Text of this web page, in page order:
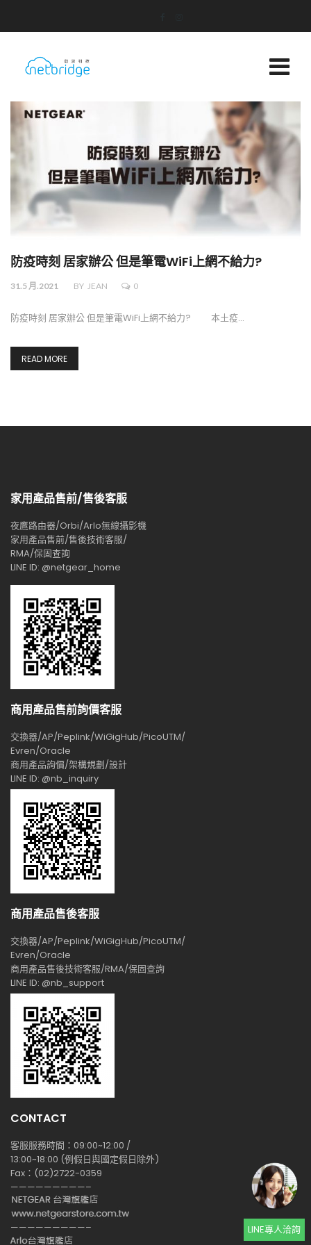
防疫時刻 居家辦公 但是筆電WiFi上網不給力?
31.5 月.2021 BY JEAN 0
防疫時刻 居家辦公 但是筆電WiFi上網不給力? 本土疫…
READ MORE
家用產品售前/售後客服
夜鷹路由器/Orbi/Arlo無線攝影機
家用產品售前/售後技術客服/
RMA/保固查詢
LINE ID: @netgear_home
商用產品售前詢價客服
交換器/AP/Peplink/WiGigHub/PicoUTM/
Evren/Oracle
商用產品詢價/架構規劃/設計
LINE ID: @nb_inquiry
商用產品售後客服
交換器/AP/Peplink/WiGigHub/PicoUTM/
Evren/Oracle
商用產品售後技術客服/RMA/保固查詢
LINE ID: @nb_support
CONTACT
客服服務時間：09:00~12:00 /
13:00~18:00 (例假日與國定假日除外)
Fax：(02)2722-0359
—————————–
—————————– LINE專人洽詢